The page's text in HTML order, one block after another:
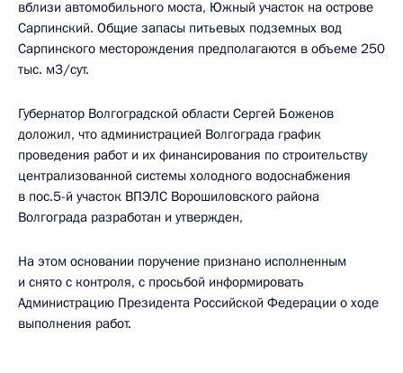
вблизи автомобильного моста, Южный участок на острове
Сарпинский. Общие запасы питьевых подземных вод
Сарпинского месторождения предполагаются в объеме 250
тыс. м3/сут.
Губернатор Волгоградской области Сергей Боженов
доложил, что администрацией Волгограда график
проведения работ и их финансирования по строительству
централизованной системы холодного водоснабжения
в пос.5-й участок ВПЭЛС Ворошиловского района
Волгограда разработан и утвержден,
На этом основании поручение признано исполненным
и снято с контроля, с просьбой информировать
Администрацию Президента Российской Федерации о ходе
выполнения работ.